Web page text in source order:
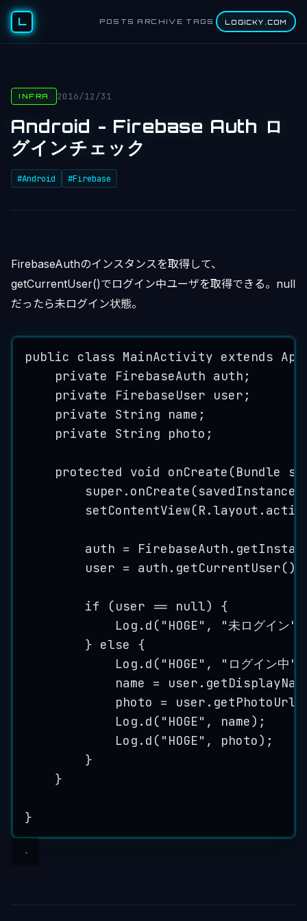
L POSTS ARCHIVE TAGS LOGICKY.COM
INFRA 2016/12/31
Android - Firebase Auth ロ
グインチェック
#Android #Firebase
FirebaseAuthのインスタンスを取得して、
getCurrentUser()でログイン中ユーザを取得できる。null
だったら未ログイン状態。
public class MainActivity extends
private
FirebaseAuth auth ;
private
FirebaseUser user ;
private
String name ;
private
String photo ;
protected void onCreate (Bundle
super . onCreate (
setContentView(R .layout .
auth = FirebaseAuth .
user = auth . getCurrentUser()
if (user == null) {
Log . d ( " HOGE" , "未ログイン"
} else {
Log . d ( " HOGE" , " ログイン中 "
name = user .
photo = user . getPhotoUrl
Log . d ( " HOGE" , name) ;
Log . d ( " HOGE" , photo) ;
}
}
}